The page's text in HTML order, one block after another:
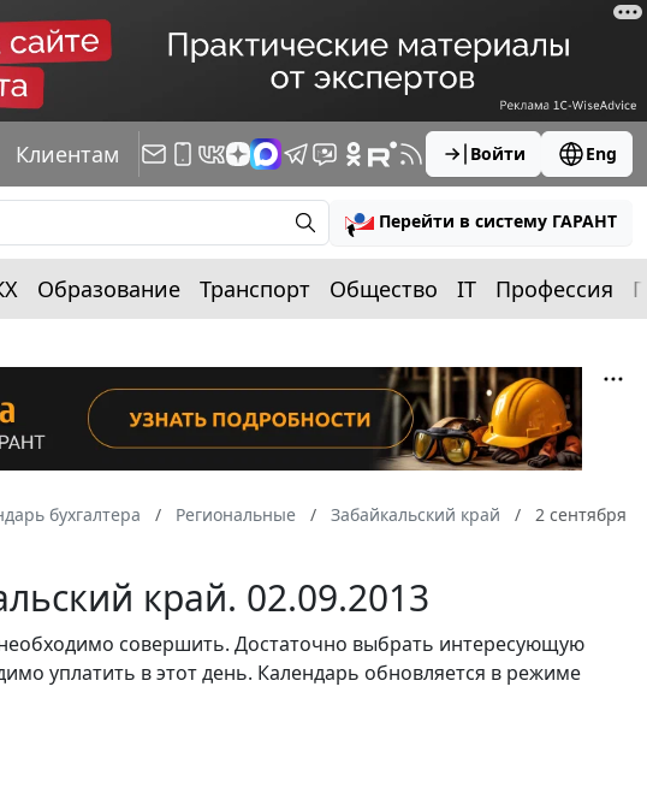
Клиентам Войти Eng
Перейти в систему ГАРАНТ
Образование Транспорт Общество IT Профессия
бухгалтера Региональные Забайкальский край
2 сентября
край. 02.09.2013
совершить. Достаточно выбрать интересующую
уплатить в этот день. Календарь обновляется в режиме